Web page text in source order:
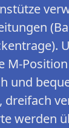
M-Position
und
dreifach
werden